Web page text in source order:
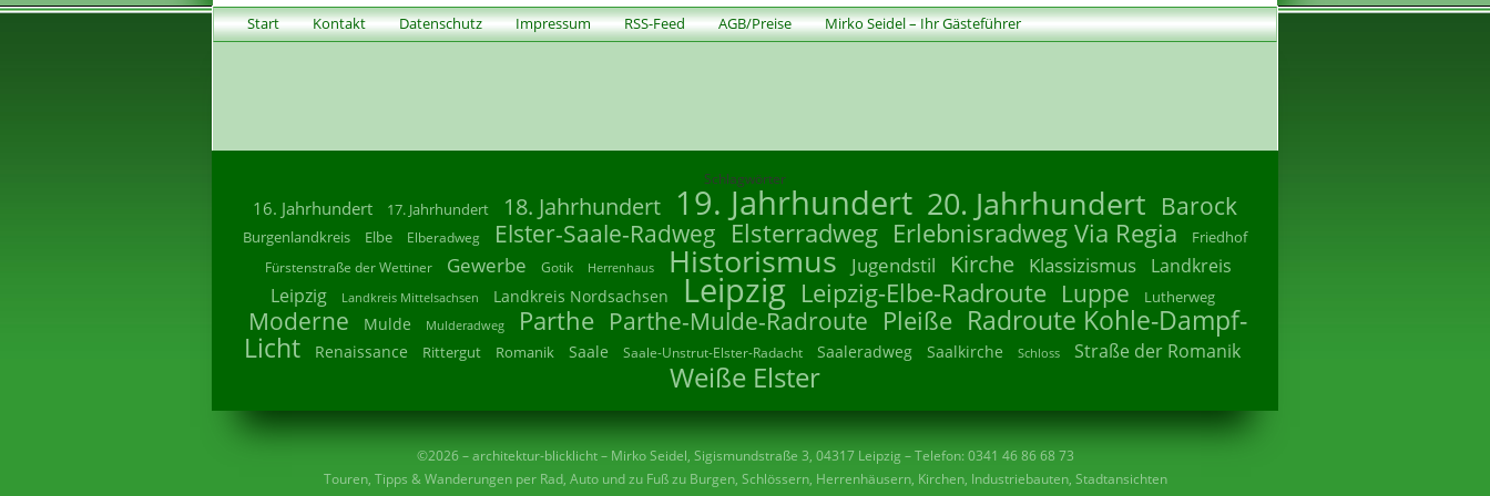
Start Kontakt Datenschutz Impressum RSS-Feed AGB/Preise Mirko Seidel – Ihr Gästeführer
Schlagwörter
16. Jahrhundert 17. Jahrhundert 18. Jahrhundert 19. Jahrhundert 20. Jahrhundert Barock
Burgenlandkreis Elbe Elberadweg Elster-Saale-Radweg Elsterradweg Erlebnisradweg Via Regia Friedhof
Fürstenstraße der Wettiner Gewerbe Gotik Herrenhaus Historismus Jugendstil Kirche Klassizismus
Landkreis
Leipzig
Landkreis Mittelsachsen Landkreis Nordsachsen Leipzig Leipzig-Elbe-Radroute Luppe Lutherweg
Moderne Mulde Mulderadweg Parthe Parthe-Mulde-Radroute Pleiße Radroute Kohle-Dampf-
Licht
Renaissance Rittergut Romanik Saale Saale-Unstrut-Elster-Radacht Saaleradweg Saalkirche Schloss Straße der Romanik
Weiße Elster
©2026 – architektur-blicklicht – Mirko Seidel, Sigismundstraße 3, 04317 Leipzig – Telefon: 0341 46 86 68 73
Touren, Tipps & Wanderungen per Rad, Auto und zu Fuß zu Burgen, Schlössern, Herrenhäusern, Kirchen, Industriebauten, Stadtansichten